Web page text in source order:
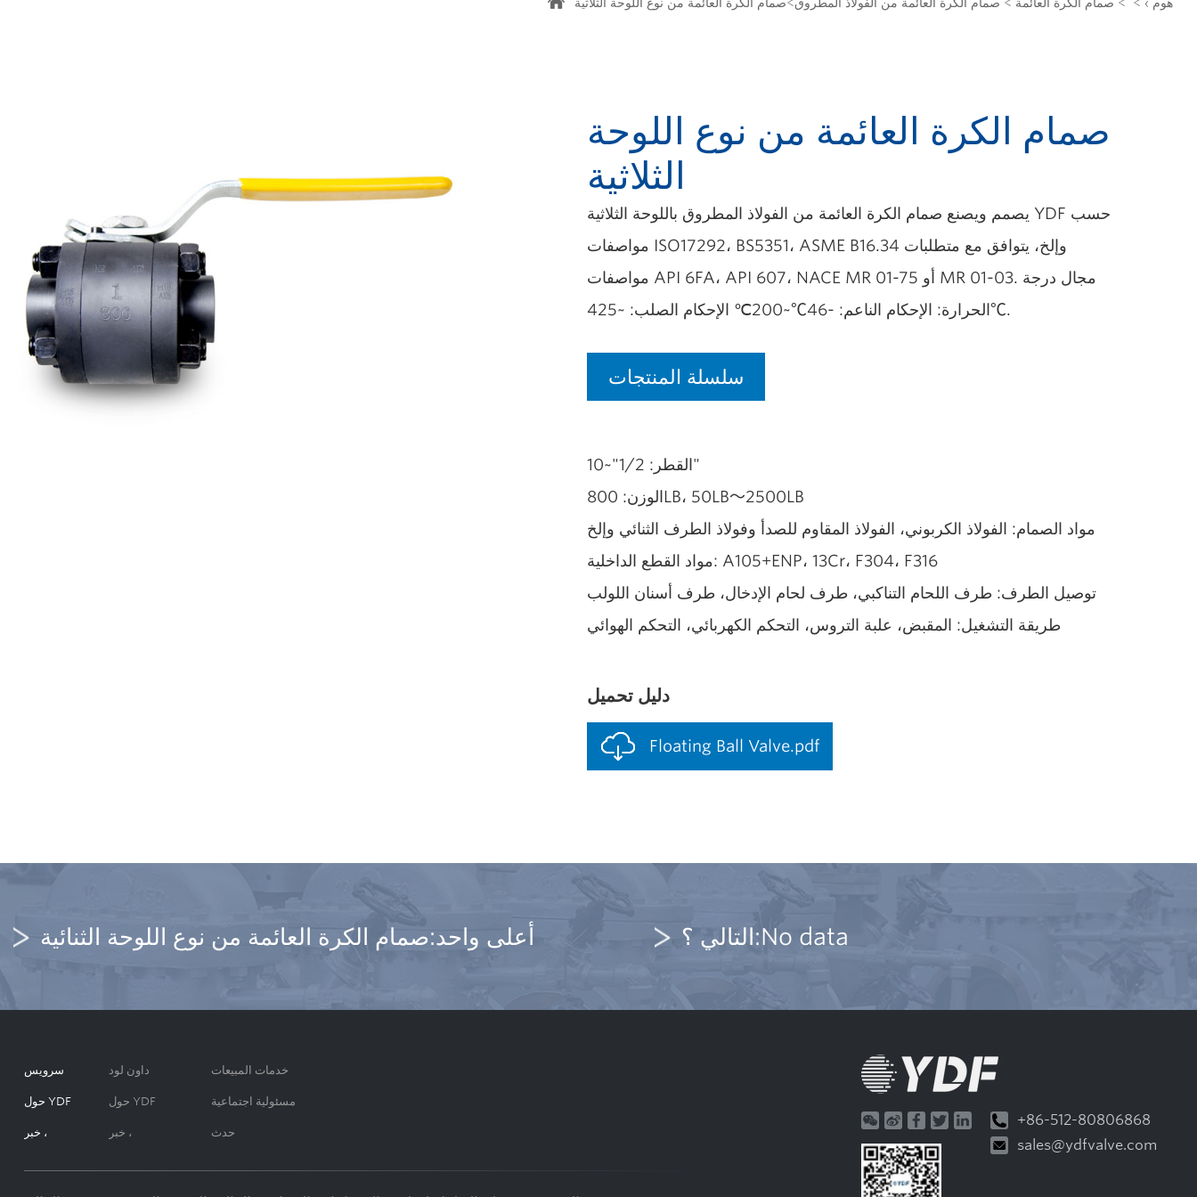
صمام الكرة العائمة من نوع اللوحة
الثلاثية
يصمم ويصنع صمام الكرة العائمة من الفولاذ المطروق باللوحة الثلاثية YDF حسب
مواصفات ISO17292، BS5351، ASME B16.34 وإلخ، يتوافق مع متطلبات
مواصفات API 6FA، API 607، NACE MR 01-75 أو MR 01-03. مجال درجة
الحرارة: الإحكام الناعم: -46℃~200℃ الإحكام الصلب: ~425℃.
سلسلة المنتجات
القطر: 1/2"~10"
الوزن: 800LB، 50LB～2500LB
مواد القطع الداخلية: A105+ENP، 13Cr، F304، F316
توصيل الطرف: طرف اللحام التناكبي، طرف لحام الإدخال، طرف أسنان اللولب
طريقة التشغيل: المقبض، علبة التروس، التحكم الكهربائي، التحكم الهوائي
دليل تحميل
Floating Ball Valve.pdf
أعلى واحد:صمام الكرة العائمة من نوع اللوحة الثنائية التالي ؟:No data
سرویس داون لود خدمات المبيعات
حول YDF حول YDF مسئولية اجتماعية
خبر ، خبر ، حدث
+86-512-80806868
sales@ydfvalve.com